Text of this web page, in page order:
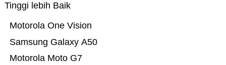
Tinggi lebih Baik
Motorola Moto G7
Samsung Galaxy A50
Motorola One Vision